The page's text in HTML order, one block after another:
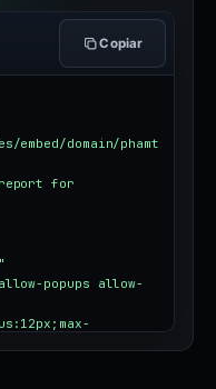
Copiar
domain/phamt
for
popups allow-